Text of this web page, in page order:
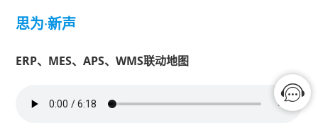
思为·新声
ERP、MES、APS、WMS联动地图